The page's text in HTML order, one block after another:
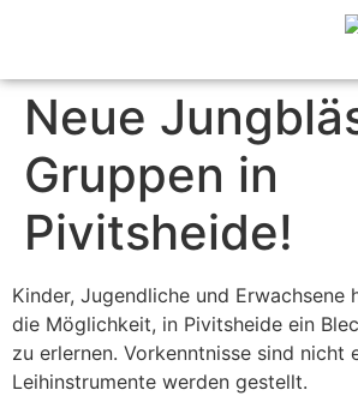
Neue
Gruppen in
Pivitsheide!
Kinder, Jugendliche und Erwachsene
die Möglichkeit, in Pivitsheide ein
zu erlernen. Vorkenntnisse sind nicht
Leihinstrumente werden gestellt.